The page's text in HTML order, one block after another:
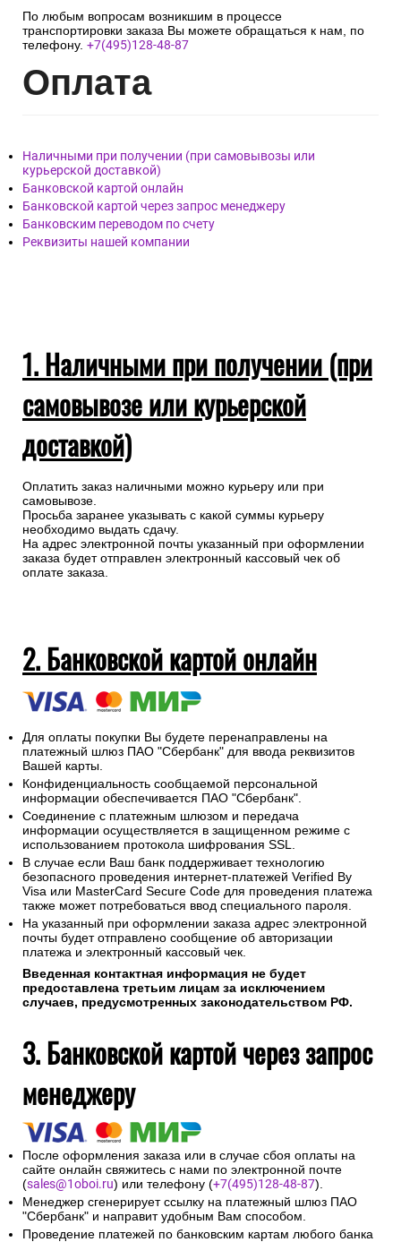
По любым вопросам возникшим в процессе
транспортировки заказа Вы можете обращаться к нам, по
телефону. +7(495)128-48-87
Оплата
Наличными при получении (при самовывозы или
курьерской доставкой)
Банковской картой онлайн
Банковской картой через запрос менеджеру
Банковским переводом по счету
Реквизиты нашей компании
1. Наличными при получении (при
самовывозе или курьерской
доставкой)
Оплатить заказ наличными можно курьеру или при
самовывозе.
Просьба заранее указывать с какой суммы курьеру
необходимо выдать сдачу.
На адрес электронной почты указанный при оформлении
заказа будет отправлен электронный кассовый чек об
оплате заказа.
2. Банковской картой онлайн
Для оплаты покупки Вы будете перенаправлены на
платежный шлюз ПАО "Сбербанк" для ввода реквизитов
Вашей карты.
Конфиденциальность сообщаемой персональной
информации обеспечивается ПАО "Сбербанк".
Соединение с платежным шлюзом и передача
информации осуществляется в защищенном режиме с
использованием протокола шифрования SSL.
В случае если Ваш банк поддерживает технологию
безопасного проведения интернет-платежей Verified By
Visa или MasterCard Secure Code для проведения платежа
также может потребоваться ввод специального пароля.
На указанный при оформлении заказа адрес электронной
почты будет отправлено сообщение об авторизации
платежа и электронный кассовый чек.
Введенная контактная информация не будет
предоставлена третьим лицам за исключением
случаев, предусмотренных законодательством РФ.
3. Банковской картой через запрос
менеджеру
После оформления заказа или в случае сбоя оплаты на
сайте онлайн свяжитесь с нами по электронной почте
(sales@1oboi.ru) или телефону (+7(495)128-48-87).
Менеджер сгенерирует ссылку на платежный шлюз ПАО
"Сбербанк" и направит удобным Вам способом.
Проведение платежей по банковским картам любого банка